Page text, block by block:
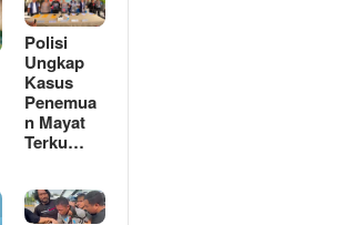
Polisi
Ungkap
Kasus
Penemua
n Mayat
Terku…